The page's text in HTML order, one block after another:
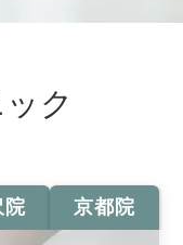
ク
院 京都院